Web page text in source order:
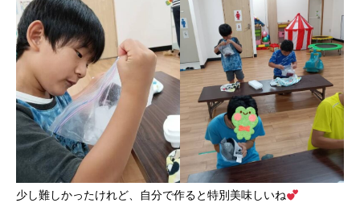
少し難しかったけれど、自分で作ると特別美味しいね